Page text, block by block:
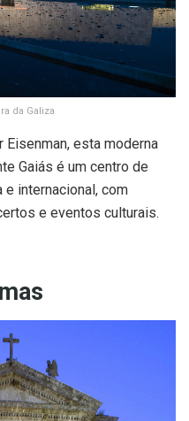
da Galiza
esta moderna
Gaiás é um centro de
e internacional, com
e eventos culturais.